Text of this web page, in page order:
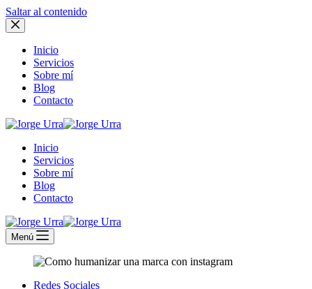
Saltar al contenido
Inicio
Servicios
Sobre mí
Blog
Contacto
Inicio
Servicios
Sobre mí
Blog
Contacto
Menú
Redes Sociales